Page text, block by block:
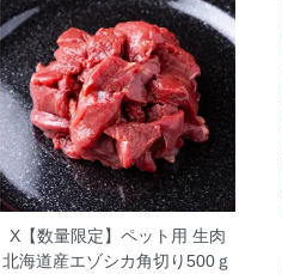
X【数量限定】ペット用 生肉
北海道産エゾシカ角切り500ｇ